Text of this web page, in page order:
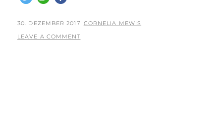
POSTED
ON
30. DEZEMBER 2017 BY
CORNELIA MEWIS
LEAVE A COMMENT